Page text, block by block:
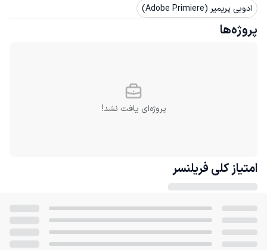
ادوبی پریمیر (Adobe Primiere)
پروژه‌ها
پروژه‌ای یافت نشد!
امتیاز کلی فریلنسر